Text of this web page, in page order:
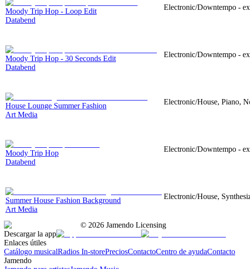
Moody Trip Hop - Loop Edit
Databend
Electronic/Downtempo -
Moody Trip Hop - 30 Seconds Edit
Databend
Electronic/Downtempo -
House Lounge Summer Fashion
Art Media
Electronic/House, Piano,
Moody Trip Hop
Databend
Electronic/Downtempo -
Summer House Fashion Background
Art Media
Electronic/House,
© 2026 Jamendo Licensing
Descargar la app
Enlaces útiles
Catálogo musicalRadios In-storePreciosContactoCentro de ayudaContacto
Jamendo